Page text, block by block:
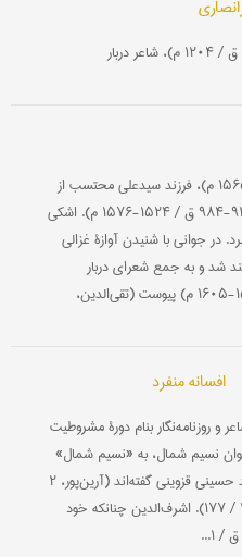
جمال‌الدین شاهفور بن محمد (د ۶۰۰ ق / ۱۲۰۴ م)، شاعر دربار
یا میراشكی (۹۴۰-۹۷۲ ق / ۱۵۳۳-۱۵۶۵ م)، فرزند سیدعلی محتسب از
شعرای عصر شاه طهماسب صفوی (۹۳۰-۹۸۴ ق / ۱۵۲۴-۱۵۷۶ م). اشكی
جوانی با شنیدن آوازۀ غزالی
شد و به جمع شعرای دربار
جلال‌الدین اكبر (۹۶۳-۱۰۱۴ ق / ۱۵۵۶-۱۶۰۵ م) پیوست (تقی‌الدین،
افسانه منفرد
ق / ۱۸۷۱-۱۹۳۳ م)، شاعر و روزنامه‌نگار بنام دورۀ مشروطیت
نسیم شمال، به «نسیم شمال»
نیز معروف شد. نام پدرش را سیداحمد حسینی قزوینی گفته‌اند (آرین‌پور، ۲
/ ۶۱؛ آقابزرگ، ۹(۴) / ۱۱۸۶؛ اسحاق، ۱ / ۱۷۷). اشرف‌الدین چنانكه خود